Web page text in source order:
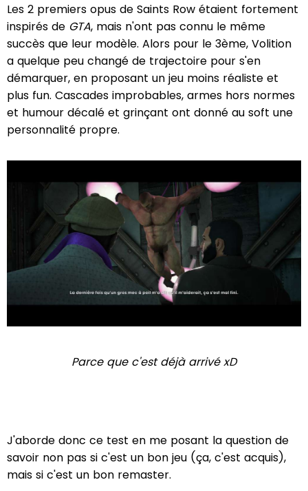
Les 2 premiers opus de Saints Row étaient fortement
inspirés de GTA, mais n'ont pas connu le même
succès que leur modèle. Alors pour le 3ème, Volition
a quelque peu changé de trajectoire pour s'en
démarquer, en proposant un jeu moins réaliste et
plus fun. Cascades improbables, armes hors normes
et humour décalé et grinçant ont donné au soft une
personnalité propre.
Parce que c'est déjà arrivé xD
J'aborde donc ce test en me posant la question de
savoir non pas si c'est un bon jeu (ça, c'est acquis),
mais si c'est un bon remaster.